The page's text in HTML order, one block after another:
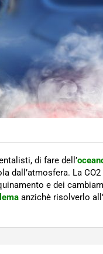
di fare dell’
dall’atmosfera. La
e dei
anzichè risolverlo